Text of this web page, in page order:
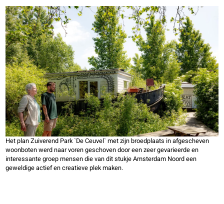
Het plan Zuiverend Park `De Ceuvel` met zijn broedplaats in afgescheven
woonboten werd naar voren geschoven door een zeer gevarieerde en
interessante groep mensen die van dit stukje Amsterdam Noord een
geweldige actief en creatieve plek maken.